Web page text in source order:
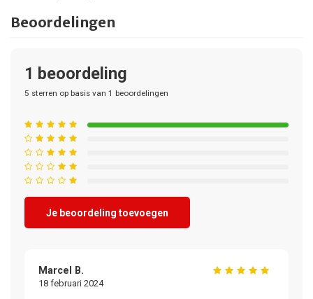
Beoordelingen
1 beoordeling
5 sterren op basis van 1 beoordelingen
Je beoordeling toevoegen
Marcel B.
18 februari 2024